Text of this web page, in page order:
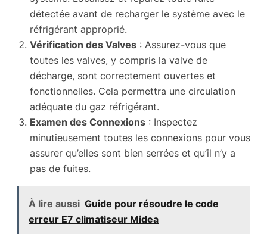
détectée avant de recharger le système avec le
réfrigérant approprié.
Vérification des Valves : Assurez-vous que
toutes les valves, y compris la valve de
décharge, sont correctement ouvertes et
fonctionnelles. Cela permettra une circulation
adéquate du gaz réfrigérant.
Examen des Connexions : Inspectez
minutieusement toutes les connexions pour vous
assurer qu’elles sont bien serrées et qu’il n’y a
pas de fuites.
À lire aussi Guide pour résoudre le code
erreur E7 climatiseur Midea